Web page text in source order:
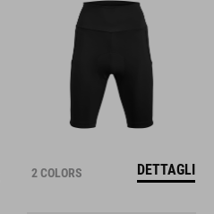
2 COLORS DETTAGLI